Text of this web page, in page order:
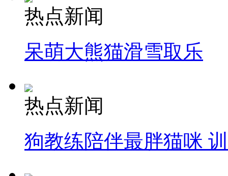
热点新闻
呆萌大熊猫滑雪取乐
热点新闻
狗教练陪伴最胖猫咪